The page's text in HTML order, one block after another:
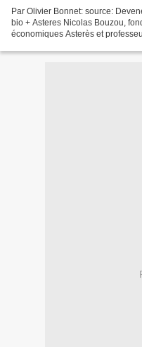
Par Olivier Bonnet: source:
bio + Asteres Nicolas Bouzou,
économiques Asterès et